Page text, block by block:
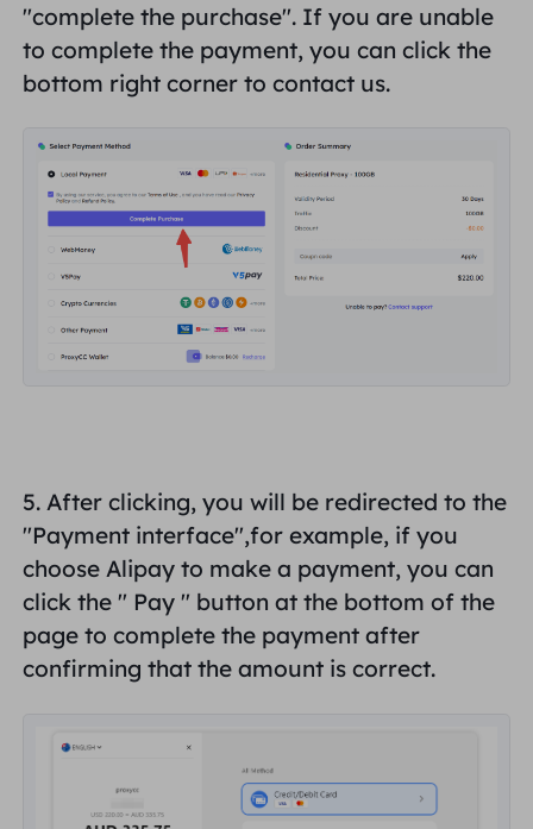
"complete the purchase". If you are unable
to complete the payment, you can click the
bottom right corner to contact us.
5. After clicking, you will be redirected to the
"Payment interface",for example, if you
choose Alipay to make a payment, you can
click the " Pay " button at the bottom of the
page to complete the payment after
confirming thatthe amount is correct.